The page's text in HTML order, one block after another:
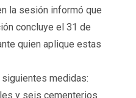
la sesión informó que
concluye el 31 de
quien aplique estas
siguientes medidas:
y seis cementerios